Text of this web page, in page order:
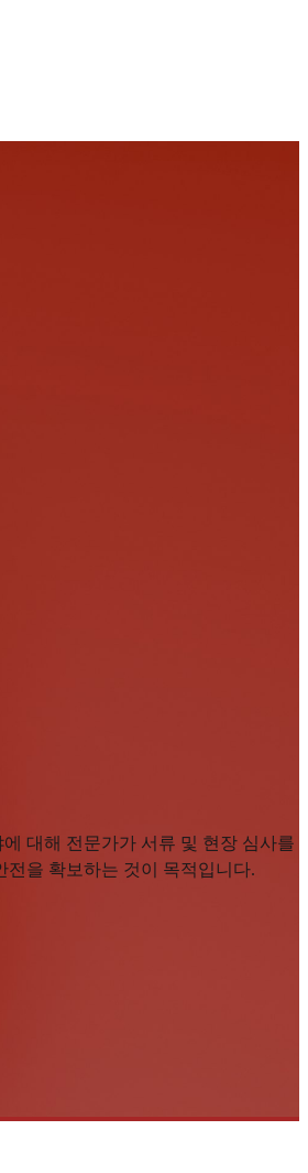
대해 전문가가 서류 및 현장 심사를
전을 확보하는 것이 목적입니다.